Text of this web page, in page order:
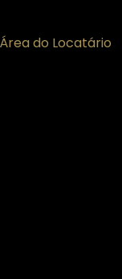
Área do Locatário